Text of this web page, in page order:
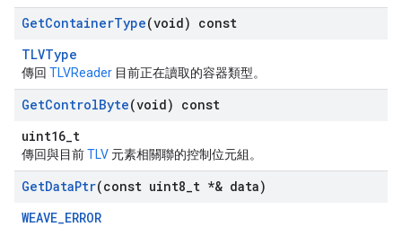
GetContainerType(void) const
TLVType
傳回 TLVReader 目前正在讀取的容器類型。
GetControlByte(void) const
uint16_t
傳回與目前TLV 元素相關聯的控制位元組。
GetDataPtr(const uint8 t *& data)
WEAVE_ERROR